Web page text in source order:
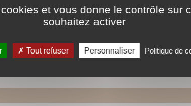
gainage du pied et stepper
: "Corriger la posture et les instabilités
et vous donne le contrôle sur
souhaitez activer
Tout refuser Personnaliser Politique de